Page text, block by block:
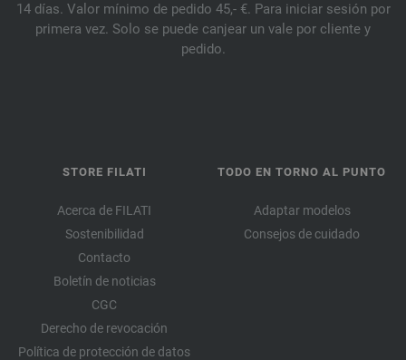
14 días. Valor mínimo de pedido 45,- €. Para iniciar sesión por
primera vez. Solo se puede canjear un vale por cliente y
pedido.
STORE FILATI
Acerca de FILATI
Sostenibilidad
Contacto
Boletín de noticias
CGC
Derecho de revocación
Política de protección de datos
TODO EN TORNO AL PUNTO
Adaptar modelos
Consejos de cuidado